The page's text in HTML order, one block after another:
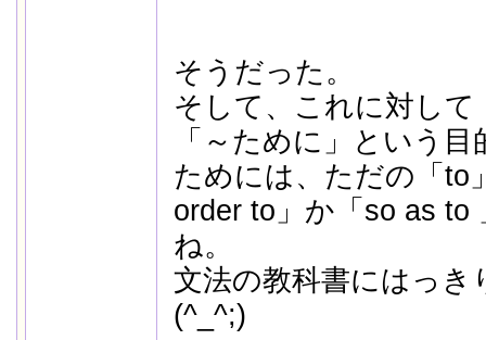
そうだった。
そして、これに対して
「～ために」という
ためには、ただの「to
order to」か「so as to
ね。
文法の教科書にはっき
(^_^;)